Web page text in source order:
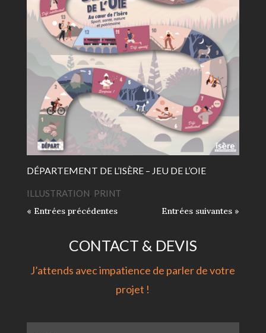
DÉPARTEMENT DE L’ISÈRE – JEU DE L’OIE
ILLUSTRATION, PRINT
« Entrées précédentes
Entrées suivantes »
CONTACT & DEVIS
J’attends avec impatience de parler de votre
projet !